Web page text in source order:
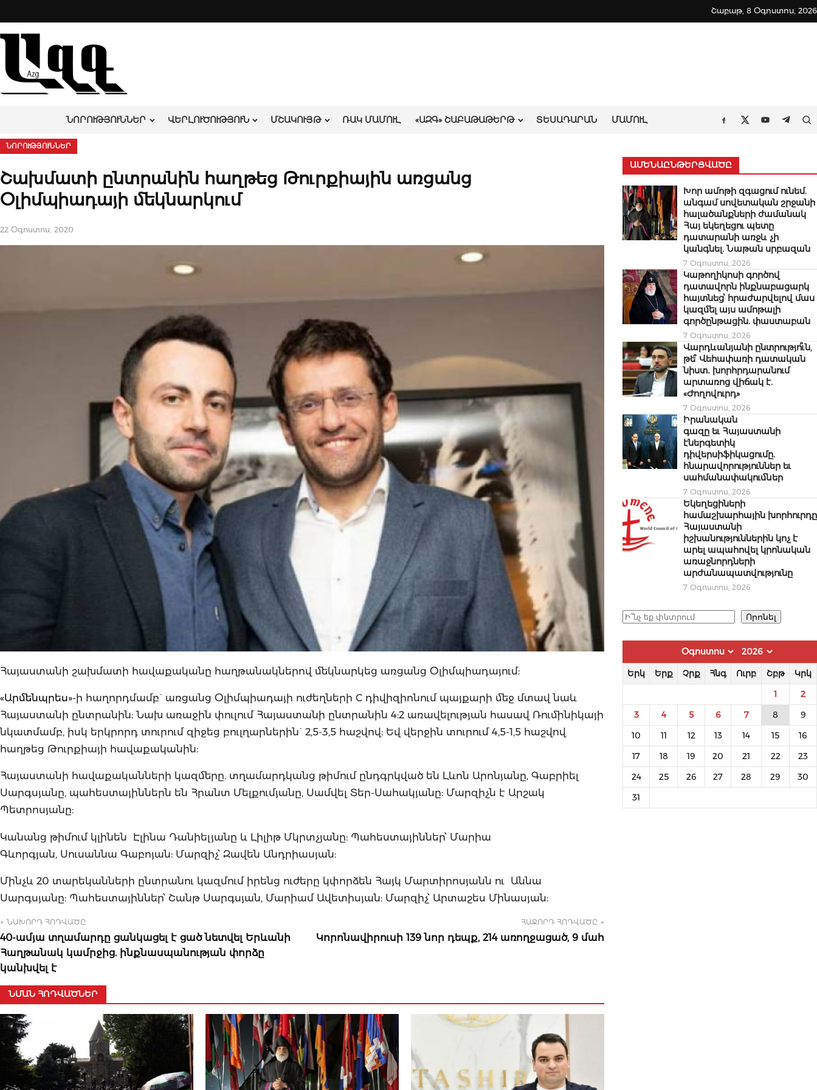
to
content
Շաբաթ, 8 Օգոստոս, 2026
ՆՈՐՈՒԹՅՈՒՆՆԵՐ ՎԵՐԼՈՒԾՈՒԹՅՈՒՆ ՄՇԱԿՈՒՅԹ ՌԱԿ ՄԱՄՈՒԼ «ԱԶԳ» ՇԱԲԱԹԱԹԵՐԹ ՏԵՍԱԴԱՐԱՆ ՄԱՄՈՒԼ
Facebook
TwitterYoutube
ՆՈՐՈՒԹՅՈՒՆՆԵՐ
Շախմատի ընտրանին հաղթեց Թուրքիային առցանց
Օլիմպիադայի մեկնարկում
22 Օգոստոս, 2020
Հայաստանի շախմատի հավաքականը հաղթանակներով մեկնարկեց առցանց Օլիմպիադայում:
«Արմենպրես»-ի հաղորդմամբ` առցանց Օլիմպիադայի ուժեղների C դիվիզիոնում պայքարի մեջ մտավ նաև
Հայաստանի ընտրանին: Նախ առաջին փուլում Հայաստանի ընտրանին 4:2 առավելության հասավ Ռումինիկայի
նկատմամբ, իսկ երկրորդ տուրում զիջեց բուլղարներին` 2,5-3,5 հաշվով: Եվ վերջին տուրում 4,5-1,5 հաշվով
հաղթեց Թուրքիայի հավաքականին:
Հայաստանի հավաքականների կազմերը. տղամարդկանց թիմում ընդգրկված են Լևոն Արոնյանը, Գաբրիել
Սարգսյանը, պահեստայիններն են Հրանտ Մելքումյանը, Սամվել Տեր-Սահակյանը: Մարզիչն է Արշակ
Պետրոսյանը:
Կանանց թիմում կլինեն Էլինա Դանիելյանը և Լիլիթ Մկրտչյանը: Պահեստայիններ՝ Մարիա
Գևորգյան, Սուսաննա Գաբոյան: Մարզիչ՝ Զավեն Անդրիասյան:
Մինչև 20 տարեկանների ընտրանու կազմում իրենց ուժերը կփորձեն Հայկ Մարտիրոսյանն ու Աննա
Սարգսյանը: Պահեստայիններ՝ Շանթ Սարգսյան, Մարիամ Ավետիսյան: Մարզիչ՝ Արտաշես Մինասյան:
← ՆԱԽՈՐԴ ՀՈԴՎԱԾԸ
40-ամյա տղամարդը ցանկացել է ցած նետվել Երևանի
Հաղթանակ կամրջից. ինքնասպանության փորձը
կանխվել է
ՀԱՋՈՐԴ ՀՈԴՎԱԾԸ →
Կորոնավիրուսի 139 նոր դեպք, 214 առողջացած, 9 մահ
ՆՄԱՆ ՀՈԴՎԱԾՆԵՐ
ԱՄԵՆԱԸՆԹԵՐՑՎԱԾԸ
Խոր ամոթի զգացում ունեմ.
անգամ սովետական շրջանի
հալածանքների ժամանակ
Հայ եկեղեցու պետը
դատարանի առջև չի
կանգնել. Նաթան սրբազան
7 Օգոստոս, 2026
Կաթողիկոսի գործով
դատավորն ինքնաբացարկ
հայտնեց՝ հրաժարվելով մաս
կազմել այս ամոթալի
գործընթացին. փաստաբան
7 Օգոստոս, 2026
Վարդևանյանի ընտրությո՞ւն,
թե՞ Վեհափառի դատական
նիստ․ խորհրդարանում
արտառոց վիճակ է.
«Ժողովուրդ»
7 Օգոստոս, 2026
Իրանական
գազը եւ Հայաստանի
էներգետիկ
դիվերսիֆիկացումը.
հնարավորություններ եւ
սահմանափակումներ
7 Օգոստոս, 2026
Եկեղեցիների
համաշխարհային խորհուրդը
Հայաստանի
իշխանություններին կոչ է
արել ապահովել կրոնական
առաջնորդների
արժանապատվությունը
7 Օգոստոս, 2026
Որոնել Որոնել
Երկ Երք Չրք Հնգ Ուրբ Շբթ Կրկ
1 2
3 4 5 6 7 8 9
10 11 12 13 14 15 16
17 18 19 20 21 22 23
24 25 26 27 28 29 30
31